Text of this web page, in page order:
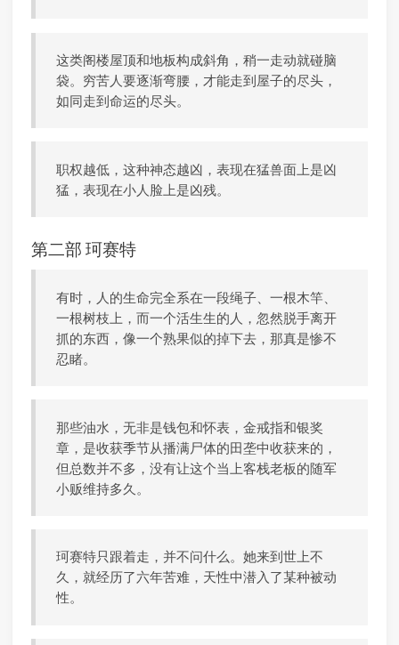
这类阁楼屋顶和地板构成斜角，稍一走动就碰脑
袋。穷苦人要逐渐弯腰，才能走到屋子的尽头，
如同走到命运的尽头。
职权越低，这种神态越凶，表现在猛兽面上是凶
猛，表现在小人脸上是凶残。
第二部 珂赛特
有时，人的生命完全系在一段绳子、一根木竿、
一根树枝上，而一个活生生的人，忽然脱手离开
抓的东西，像一个熟果似的掉下去，那真是惨不
忍睹。
那些油水，无非是钱包和怀表，金戒指和银奖
章，是收获季节从播满尸体的田垄中收获来的，
但总数并不多，没有让这个当上客栈老板的随军
小贩维持多久。
珂赛特只跟着走，并不问什么。她来到世上不
久，就经历了六年苦难，天性中潜入了某种被动
性。